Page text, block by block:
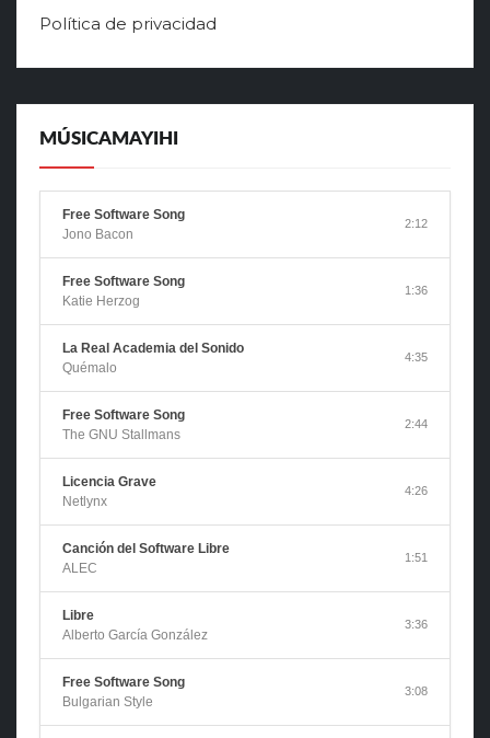
Política de privacidad
MÚSICAMAYIHI
Free Software Song
Jono Bacon
2:12
Free Software Song
Katie Herzog
1:36
La Real Academia del Sonido
Quémalo
4:35
Free Software Song
The GNU Stallmans
2:44
Licencia Grave
Netlynx
4:26
Canción del Software Libre
ALEC
1:51
Libre
Alberto García González
3:36
Free Software Song
Bulgarian Style
3:08